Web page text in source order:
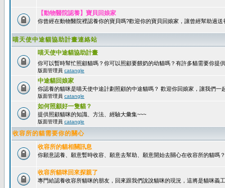
【動物醫院認養】寶貝回娘家
你曾經在動物醫院裡認養你的寶貝嗎?歡迎你的寶貝回娘家，讓曾經幫助過
喵天使中途貓協助計畫連絡站
喵天使中途貓協助計畫
你可以暫時幫忙照顧貓嗎？你可以照顧要餵奶的幼貓嗎？有許多貓需要你提
版面管理員 catangle
中途貓回娘家
你認養的貓咪是喵天使中途計劃照顧的中途貓嗎？ 歡迎你回娘家，讓我們一
版面管理員 catangle
如何照顧好一隻貓？
提供照顧貓咪的知識、方法、經驗大彙集~~~
版面管理員 catangle
收容所的貓需要你的關心
收容所的貓相關訊息
你願意認養、願意暫時收容、願意去幫助、願意開始去關心在收容所的貓嗎？
收容所貓咪回來探親了
專門給認養收容所貓咪的朋友，回來跟我們說說貓咪的現況，這將是貓咪義